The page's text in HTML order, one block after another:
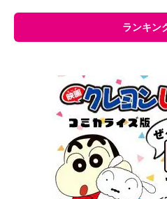
ランキン